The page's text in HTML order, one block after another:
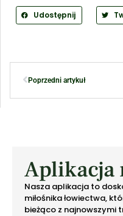
Udostępnij
Poprzedni artykuł
Aplikacja
Nasza aplikacja to
miłośnika łowiectwa,
bieżąco z najnowszymi